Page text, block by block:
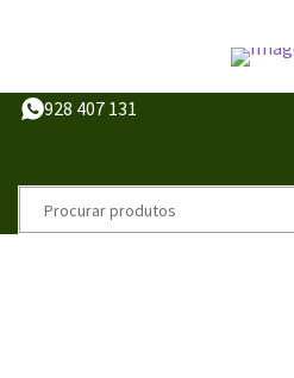
928 407 131